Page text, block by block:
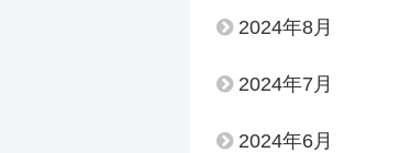
2024年8月
2024年7月
2024年6月